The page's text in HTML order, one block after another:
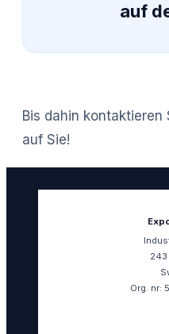
auf
Bis dahin
auf Sie!
Org. nr: